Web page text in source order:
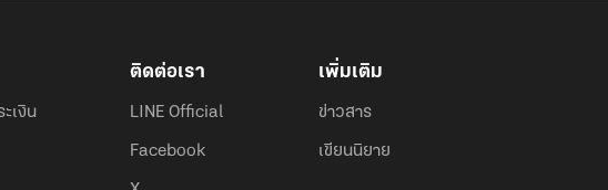
เงิน
ติดต่อเรา
LINE Official
Facebook
เพิ่มเติม
ข่าวสาร
เขียนนิยาย